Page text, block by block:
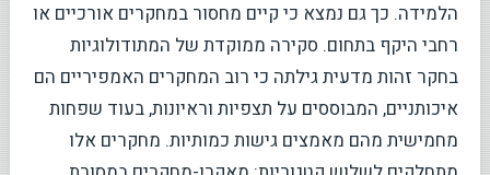
הלמידה. כך גם נמצא כי קיים מחסור במחקרים אורכיים או
רחבי היקף בתחום. סקירה ממוקדת של המתודולוגיות
בחקר זהות מדעית גילתה כי רוב המחקרים האמפיריים הם
איכותניים, המבוססים על תצפיות וראיונות, בעוד שפחות
מחמישית מהם מאמצים גישות כמותיות. מחקרים אלו